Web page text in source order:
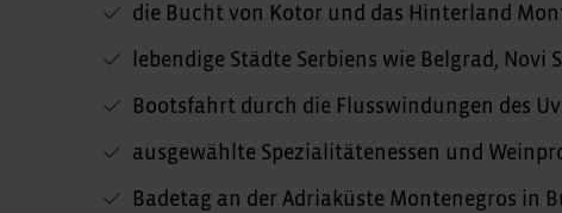
die Bucht von Kotor und das Hinterland
lebendige Städte Serbiens wie Belgrad, Novi
Bootsfahrt durch die Flusswindungen des
ausgewählte Spezialitätenessen und
Badetag an der Adriaküste Montenegros in